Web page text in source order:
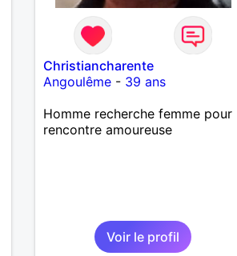
Christiancharente
Angoulême - 39 ans
Homme recherche femme pour
rencontre amoureuse
Voir le profil